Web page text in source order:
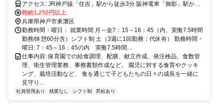
アクセス: JR神戸線「住吉」駅から徒歩3分 阪神電車「御影」駅から
徒歩9分
時給1,250円以上
兵庫県神戸市東灘区
勤務時間・曜日： 就業時間 月～金7：15～16：45（内、実働7.5時間
勤務/休憩60分含）シフト制 土（3週に1回勤務：代休有） 勤務時間・
曜日: 7：45～16：45の内 実働7.5時間...
仕事内容: 保育園での給食調理、配膳、献立作成、発注検品、食数管
理、衛生管理業務、事務書類作成など。 園児に対する食育やクッキ
ング、栽培活動など、 食を通じて子どもたちの日々の成長を一緒に
見守り...
社員登用あり 残業なし シフト制 昇給あり